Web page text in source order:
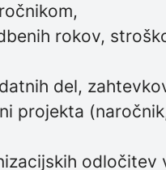
rokov,
del,
projekta
odločitev